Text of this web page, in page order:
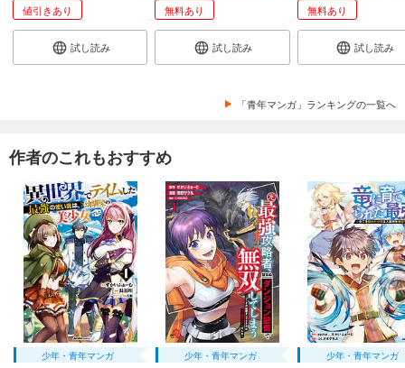
値引きあり
試し読み
無料あり
試し読み
無料あり
試し読み
「青年マンガ」ランキングの一覧へ
作者のこれもおすすめ
少年・青年マンガ 少年・青年マンガ 少年・青年マンガ